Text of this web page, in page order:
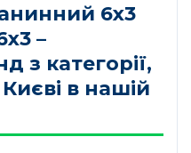
6х3
–
з категорії,
в нашій